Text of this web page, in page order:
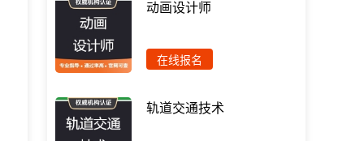
动画设计师
在线报名
轨道交通技术